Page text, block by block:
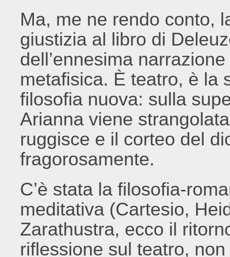
Ma, me ne rendo conto,
giustizia al libro di
dell’ennesima
metafisica. È teatro, è la
filosofia nuova: sulla
Arianna viene
ruggisce e il corteo del
fragorosamente.
C’è stata la filosofia-
meditativa (Cartesio,
Zarathustra, ecco il
riflessione sul teatro,